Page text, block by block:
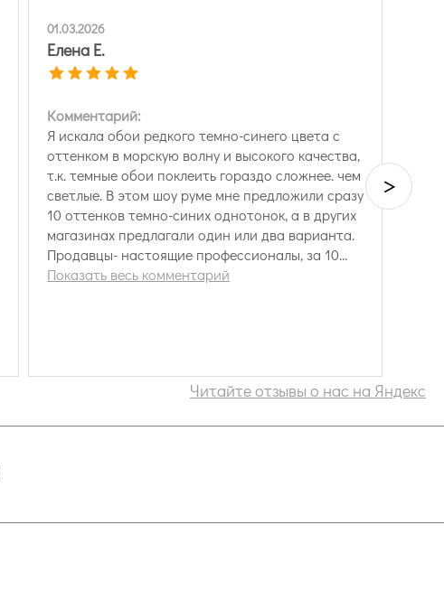
01.03.2026
Елена Е.
Комментарий:
Я искала обои редкого темно-синего цвета с
оттенком в морскую волну и высокого качества,
т.к. темные обои поклеить гораздо сложнее. чем
светлые. В этом шоу руме мне предложили сразу
10 оттенков темно-синих однотонок, а в других
магазинах предлагали один или два варианта.
Продавцы- настоящие профессионалы, за 10
минут подобрали мне обои, которые идеально
Показать весь комментарий
>
Читайте отзывы о нас на Яндекс